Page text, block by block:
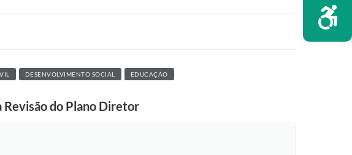
DESENVOLVIMENTO SOCIAL EDUCAÇÃO
do Plano Diretor